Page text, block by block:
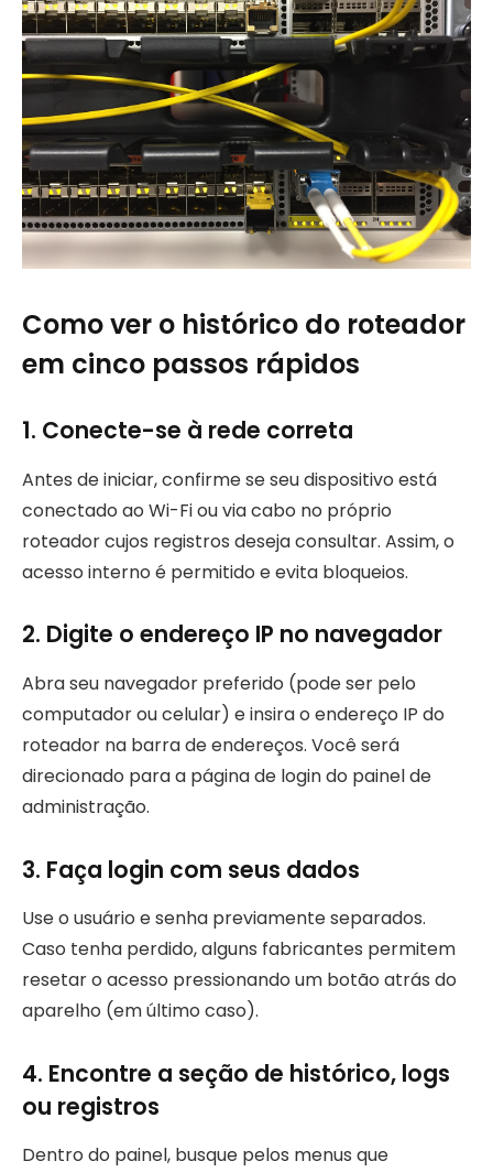
Como ver o histórico do roteador
em cinco passos rápidos
1. Conecte-se à rede correta
Antes de iniciar, confirme se seu dispositivo está
conectado ao Wi-Fi ou via cabo no próprio
roteador cujos registros deseja consultar. Assim, o
acesso interno é permitido e evita bloqueios.
2. Digite o endereço IP no navegador
Abra seu navegador preferido (pode ser pelo
computador ou celular) e insira o endereço IP do
roteador na barra de endereços. Você será
direcionado para a página de login do painel de
administração.
3. Faça login com seus dados
Use o usuário e senha previamente separados.
Caso tenha perdido, alguns fabricantes permitem
resetar o acesso pressionando um botão atrás do
aparelho (em último caso).
4. Encontre a seção de histórico, logs
ou registros
Dentro do painel, busque pelos menus que